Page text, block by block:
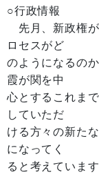
○行政情報
先月、新政権が
ロセスがど
のようになるの
霞が関を中
心とするこれま
していただ
ける方々の新た
になってく
ると考えています